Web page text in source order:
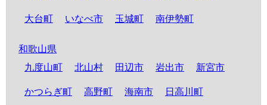
大台町 いなべ市 玉城町 南伊勢町
和歌山県
九度山町
北山村 田辺市 岩出市 新宮市
かつらぎ町 高野町 海南市 日高川町